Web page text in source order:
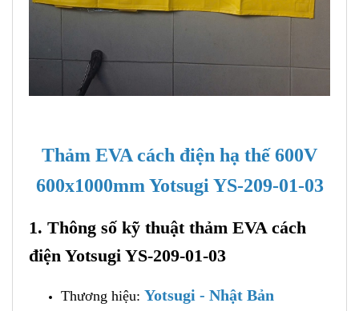
Thảm EVA cách điện hạ thế 600V
600x1000mm Yotsugi YS-209-01-03
1. Thông số kỹ thuật thảm EVA cách
điện Yotsugi YS-209-01-03
Thương hiệu: Yotsugi - Nhật Bản